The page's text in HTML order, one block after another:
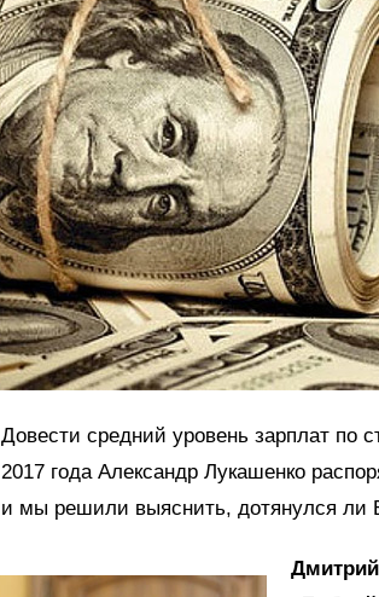
Довести средний уровень зарплат по
2017 года Александр Лукашенко
и мы решили выяснить, дотянулся ли